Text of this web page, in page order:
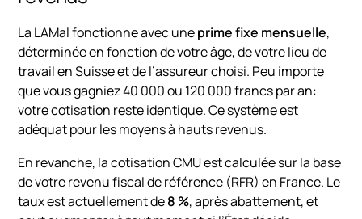
La LAMal fonctionne avec uneprime fixe mensuelle,
déterminée en fonction de votre âge, de votre lieu de
travail en Suisse et de l’assureur choisi. Peu importe
que vous gagniez 40 000 ou 120 000 francs par an:
votre cotisation reste identique. Ce système est
adéquat pour les moyens à hauts revenus.
En revanche, la cotisation CMU est calculée sur la base
de votre revenu fiscal de référence (RFR) en France. Le
taux est actuellement de8 %, après abattement, et